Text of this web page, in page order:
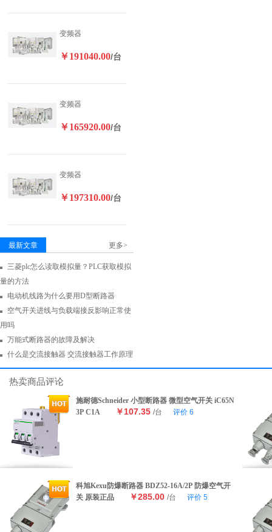
变频器
￥191040.00/台
变频器
￥165920.00/台
变频器
￥197310.00/台
最新文章 更多>
三菱plc怎么读取模拟量？PLC获取模拟
量的方法
电动机线路为什么要用D型断路器
空气开关进线与负载端接反影响正常使
用吗
万能式断路器的故障及解决
什么是交流接触器 交流接触器工作原理
热卖商品评论
施耐德Schneider 小型断路器 微型空气开关 iC65N
3P C1A
￥107.35 /台 评价 6
科旭Kexu防爆断路器 BDZ52-16A/2P 防爆空气开
关 原装正品
￥285.00 /台 评价 5